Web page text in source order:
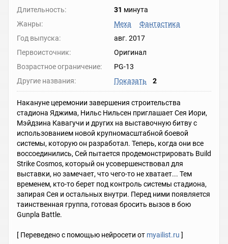
Длительность:
31 минута
Жанры:
Меха
Фантастика
Год выпуска:
авг. 2017
Первоисточник:
Оригинал
Возрастное ограничение:
PG-13
Другие названия:
Показать 2
Накануне церемонии завершения строительства
стадиона Яджима, Нильс Нильсен приглашает Сея Иори,
Мэйдзина Кавагучи и других на выставочную битву с
использованием новой крупномасштабной боевой
системы, которую он разработал. Теперь, когда они все
воссоединились, Сей пытается продемонстрировать Build
Strike Cosmos, который он усовершенствовал для
выставки, но замечает, что чего-то не хватает... Тем
временем, кто-то берет под контроль системы стадиона,
запирая Сея и остальных внутри. Перед ними появляется
таинственная группа, готовая бросить вызов в бою
Gunpla Battle.
[ Переведено с помощью нейросети от myailist.ru ]